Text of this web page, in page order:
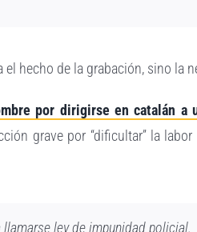
hecho de la grabación, sino la
por dirigirse en catalán a
grave por “dificultar” la
ley de impunidad policial.